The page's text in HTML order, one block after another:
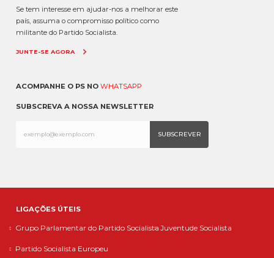
Se tem interesse em ajudar-nos a melhorar este
país, assuma o compromisso político como
militante do Partido Socialista.
JUNTE-SE AGORA
ACOMPANHE O PS NO WHATSAPP
SUBSCREVA A NOSSA NEWSLETTER
LIGAÇÕES ÚTEIS
Grupo Parlamentar do Partido Socialista Juventude Socialista
Partido Socialista Europeu